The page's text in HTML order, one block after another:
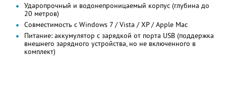
Ударопрочный и водонепроницаемый корпус (глубина до
20 метров)
Совместимость с Windows 7 / Vista / XP / Apple Mac
Питание: аккумулятор с зарядкой от порта USB (поддержка
внешнего зарядного устройства, но не включенного в
комплект)